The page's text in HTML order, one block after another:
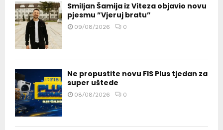
Smiljan Šamija iz Viteza objavio novu
pjesmu ”Vjeruj bratu”
09/08/2026 0
Ne propustite novu FIS Plus tjedan za
super uštede
08/08/2026 0